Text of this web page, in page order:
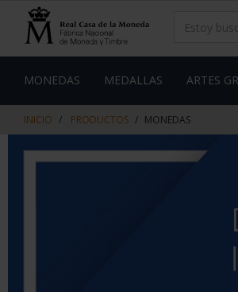
contenido
de
MONEDAS MEDALLAS ARTES
INICIO PRODUCTOS MONEDAS